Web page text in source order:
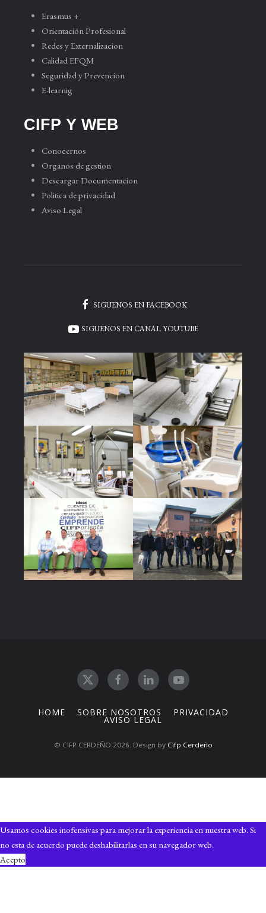
Erasmus +
Orientación Profesional
Redes y Externalizacion
Calidad EFQM
Seguridad y Prevencion
E-learnig
CIFP Y WEB
Conocernos
Organos de gestion
Descargar Documentacion
Politica de privacidad
Aviso Legal
SIGUENOS EN FACEBOOK
SIGUENOS EN CANAL YOUTUBE
HOME SOBRE NOSOTROS PRIVACIDAD
AVISO LEGAL
© CIFP CERDEÑO 2026. Design by Cifp Cerdeño
Usamos cookies inofensivas para mejorar la experiencia en nuestra web. Si
no esta de acuerdo puede deshabilitarlas en su navegador web.
Acepto